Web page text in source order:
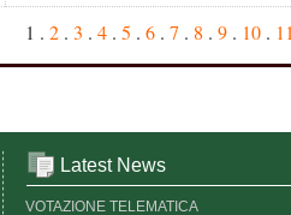
1 . 2 . 3 . 4 . 5 . 6 . 7 . 8 . 9 . 10 .
Latest News
VOTAZIONE TELEMATICA